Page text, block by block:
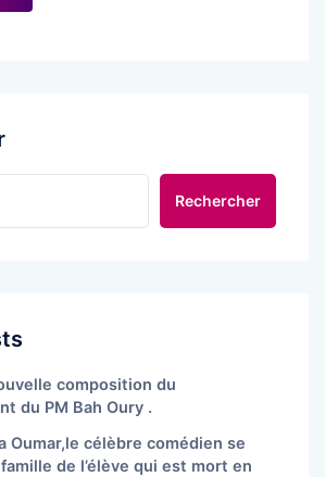
Rechercher
composition du
du PM Bah Oury .
Oumar,le célèbre comédien se
de l’élève qui est mort en